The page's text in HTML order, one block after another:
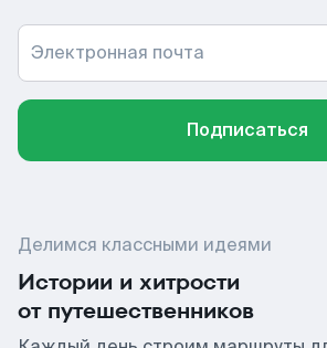
Электронная почта
Подписаться
Делимся классными идеями
Истории и хитрости
от путешественников